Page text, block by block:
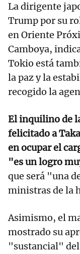
La dirigente
Trump por su
en Oriente
Camboya,
Tokio está
la paz y la
recogido la
El inquilino de
felicitado a
en ocupar el
"es un logro
que será "una
ministras de la
Asimismo, el
mostrado su
"sustancial"